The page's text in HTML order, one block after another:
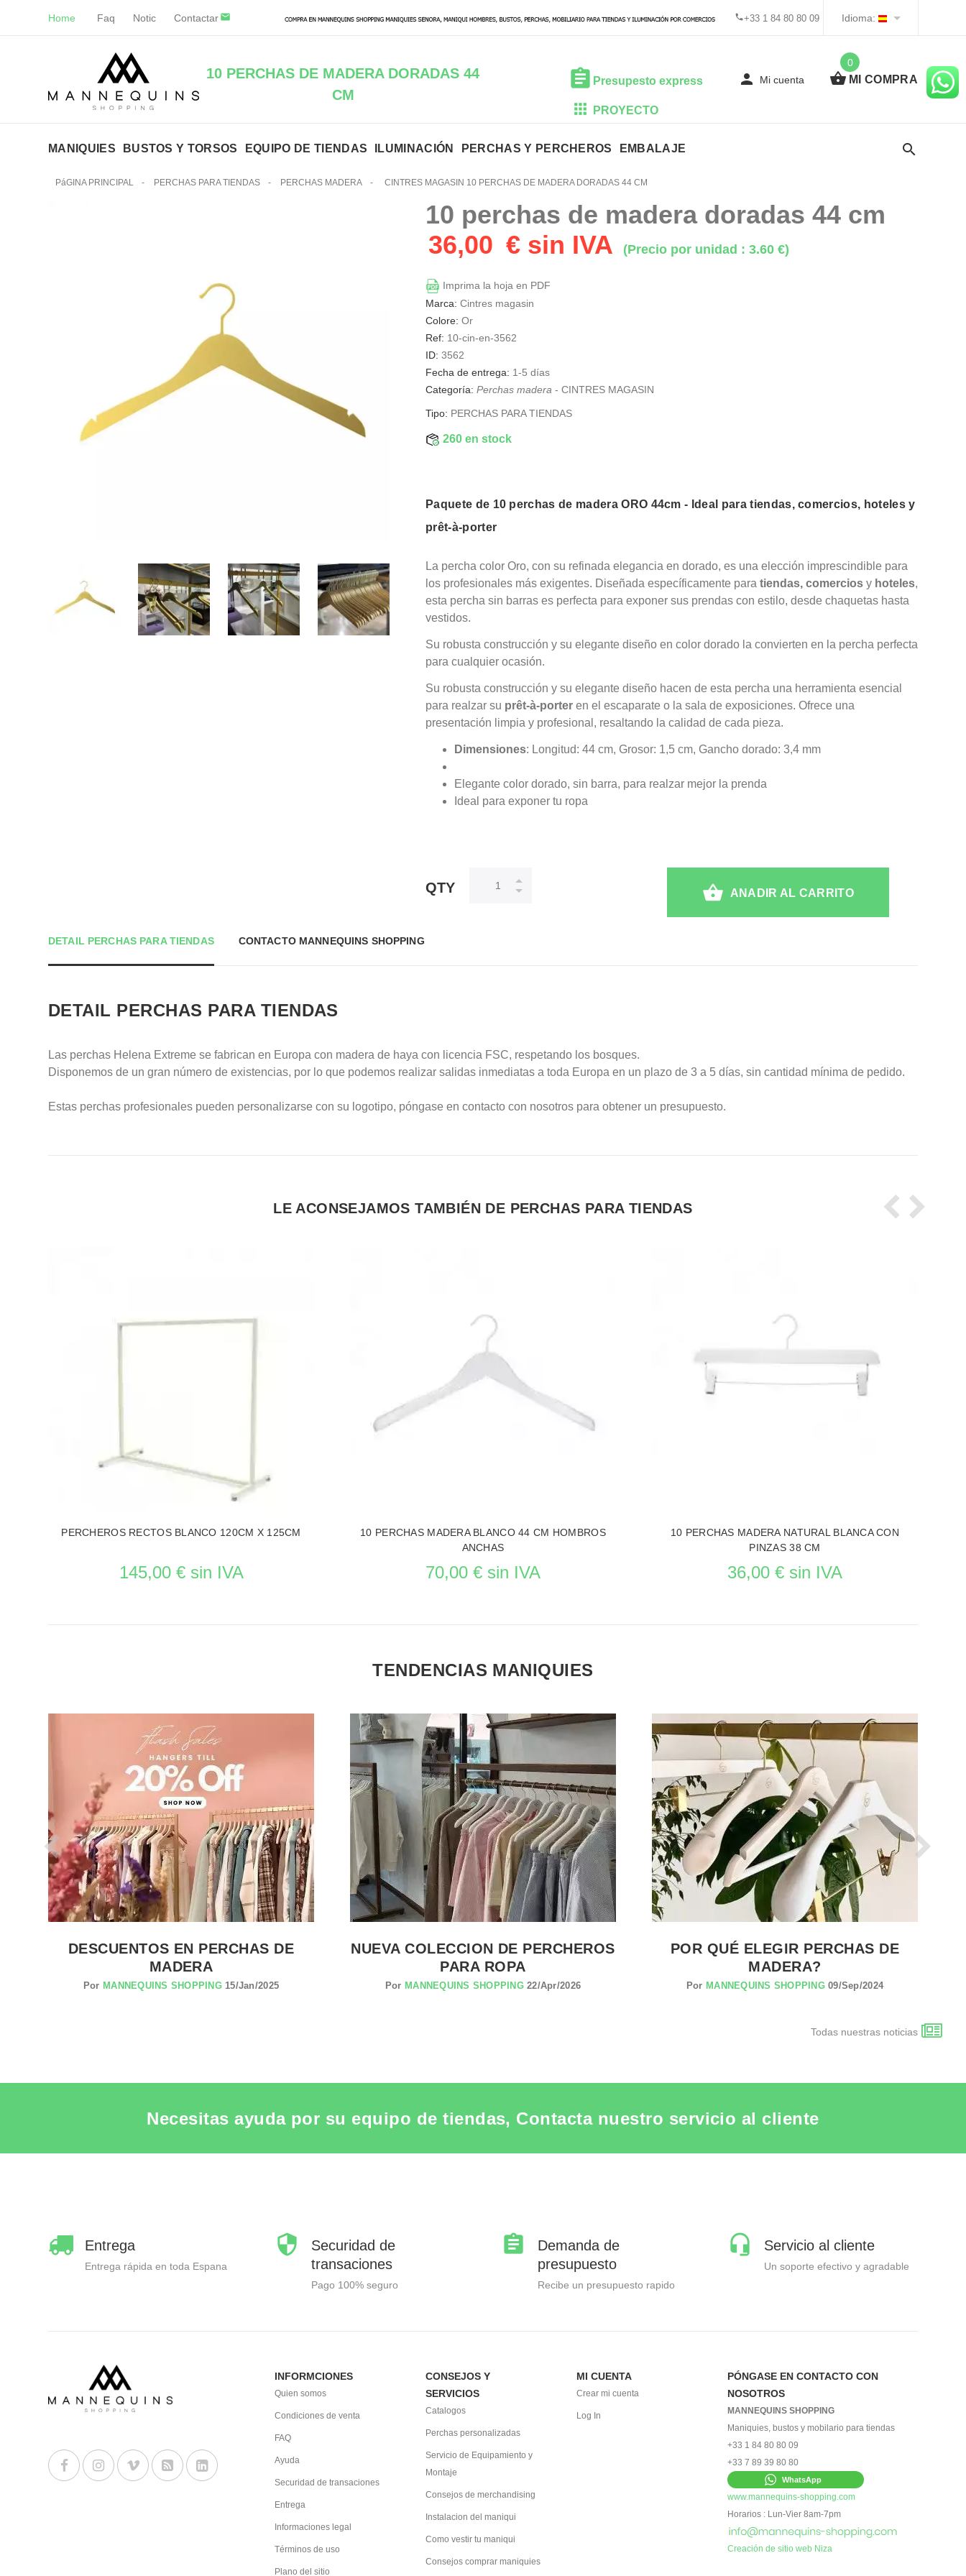
Home Faq Notic Contactar +33 1 84 80 80 09 Idioma:
10 PERCHAS DE MADERA DORADAS 44
CM
Presupesto express
PROYECTO
Mi cuenta
0
MI COMPRA
MANIQUIES BUSTOS Y TORSOS EQUIPO DE TIENDAS ILUMINACIÓN PERCHAS Y PERCHEROS EMBALAJE
PáGINA PRINCIPAL - PERCHAS PARA TIENDAS - PERCHAS MADERA - CINTRES MAGASIN 10 PERCHAS DE MADERA DORADAS 44 CM
10 perchas de madera doradas 44 cm
36,00 € sin IVA (Precio por unidad : 3.60 €)
Imprima la hoja en PDF
Marca: Cintres magasin
Colore: Or
Ref: 10-cin-en-3562
ID: 3562
Fecha de entrega: 1-5 días
Categoría: Perchas madera - CINTRES MAGASIN
Tipo: PERCHAS PARA TIENDAS
260 en stock
Paquete de 10 perchas de madera ORO 44cm - Ideal para tiendas, comercios, hoteles y
prêt-à-porter
La percha color Oro, con su refinada elegancia en dorado, es una elección imprescindible para
los profesionales más exigentes. Diseñada específicamente para tiendas, comercios y hoteles,
esta percha sin barras es perfecta para exponer sus prendas con estilo, desde chaquetas hasta
vestidos.
Su robusta construcción y su elegante diseño en color dorado la convierten en la percha perfecta
para cualquier ocasión.
Su robusta construcción y su elegante diseño hacen de esta percha una herramienta esencial
para realzar su prêt-à-porter en el escaparate o la sala de exposiciones. Ofrece una
presentación limpia y profesional, resaltando la calidad de cada pieza.
Dimensiones: Longitud: 44 cm, Grosor: 1,5 cm, Gancho dorado: 3,4 mm
Elegante color dorado, sin barra, para realzar mejor la prenda
Ideal para exponer tu ropa
QTY ANADIR AL CARRITO
DETAIL PERCHAS PARA TIENDAS CONTACTO MANNEQUINS SHOPPING
DETAIL PERCHAS PARA TIENDAS
Las perchas Helena Extreme se fabrican en Europa con madera de haya con licencia FSC, respetando los bosques.
Disponemos de un gran número de existencias, por lo que podemos realizar salidas inmediatas a toda Europa en un plazo de 3 a 5 días, sin cantidad mínima de pedido.
Estas perchas profesionales pueden personalizarse con su logotipo, póngase en contacto con nosotros para obtener un presupuesto.
LE ACONSEJAMOS TAMBIÉN DE PERCHAS PARA TIENDAS
PERCHEROS RECTOS BLANCO 120CM X 125CM
145,00 € sin IVA
VER EL PRODUCTO PERCHEROS PARA TIENDAS
10 PERCHAS MADERA BLANCO 44 CM HOMBROS
ANCHAS
70,00 € sin IVA
VER EL PRODUCTO PERCHAS PARA TIENDAS
10 PERCHAS MADERA NATURAL BLANCA CON
PINZAS 38 CM
36,00 € sin IVA
VER EL PRODUCTO PERCHAS PARA TIENDAS
TENDENCIAS MANIQUIES
DESCUENTOS EN PERCHAS DE
MADERA
Por MANNEQUINS SHOPPING15/Jan/2025
NUEVA COLECCION DE PERCHEROS
PARA ROPA
Por MANNEQUINS SHOPPING22/Apr/2026
POR QUÉ ELEGIR PERCHAS DE
MADERA?
Por MANNEQUINS SHOPPING09/Sep/2024
Todas nuestras noticias
Necesitas ayuda por su equipo de tiendas, Contacta nuestro servicio al cliente
Entrega
Entrega rápida en toda Espana
Securidad de
transaciones
Pago 100% seguro
Demanda de
presupuesto
Recibe un presupuesto rapido
Servicio al cliente
Un soporte efectivo y agradable
INFORMCIONES
Quien somos
Condiciones de venta
FAQ
Ayuda
Securidad de transaciones
Entrega
Informaciones legal
Términos de uso
Plano del sitio
CONSEJOS Y
SERVICIOS
Catalogos
Perchas personalizadas
Servicio de Equipamiento y
Montaje
Consejos de merchandising
Instalacion del maniqui
Como vestir tu maniqui
Consejos comprar maniquies
MI CUENTA
Crear mi cuenta
Log In
PÓNGASE EN CONTACTO CON
NOSOTROS
MANNEQUINS SHOPPING
Maniquies, bustos y mobilario para tiendas
+33 1 84 80 80 09
+33 7 89 39 80 80
WhatsApp
www.mannequins-shopping.com
Horarios : Lun-Vier 8am-7pm
Creación de sitio web Niza